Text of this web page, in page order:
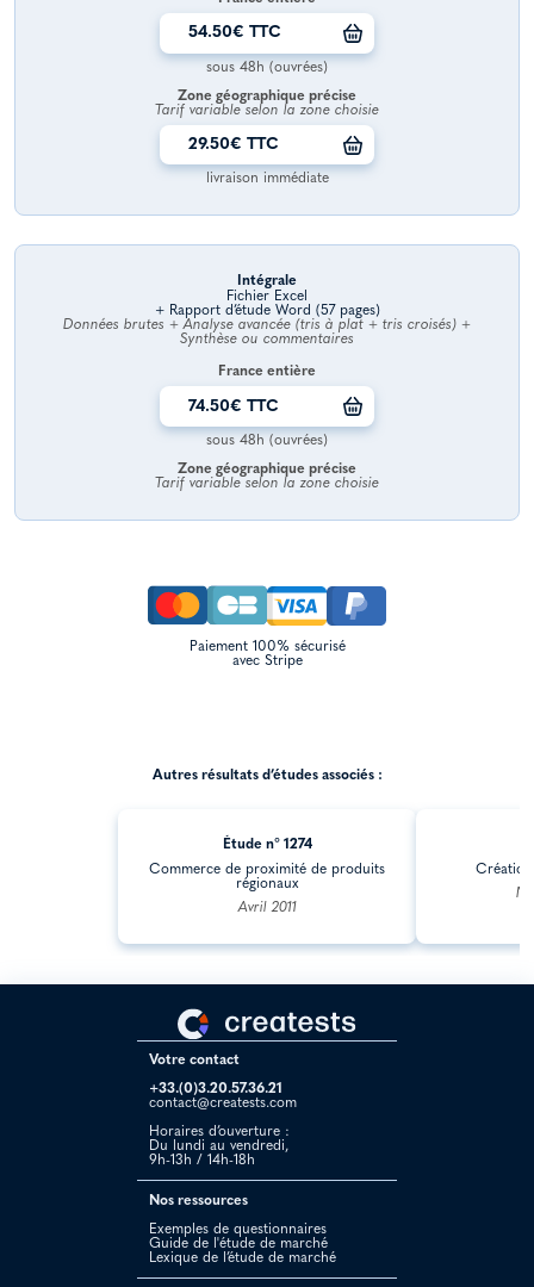
54.50€ TTC
sous 48h (ouvrées)
Zone géographique précise
Tarif variable selon la zone choisie
29.50€ TTC
livraison immédiate
Intégrale
Fichier Excel
+ Rapport d’étude Word (57 pages)
Données brutes + Analyse avancée (tris à plat + tris croisés) +
Synthèse ou commentaires
France entière
74.50€ TTC
sous 48h (ouvrées)
Zone géographique précise
Tarif variable selon la zone choisie
Paiement 100% sécurisé
avec Stripe
Autres résultats d’études associés :
Étude n° 1274
Commerce de proximité de produits
régionaux
Avril 2011
Votre contact
+33.(0)3.20.57.36.21
contact@creatests.com
Horaires d’ouverture :
Du lundi au vendredi,
9h-13h / 14h-18h
Nos ressources
Exemples de questionnaires
Guide de l'étude de marché
Lexique de l’étude de marché